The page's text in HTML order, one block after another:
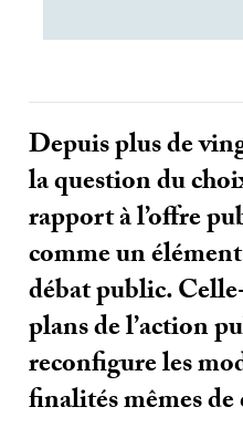
Depuis plus de
la question du
rapport à l’offre
comme un
débat public.
plans de l’action
reconfigure les
finalités mêmes